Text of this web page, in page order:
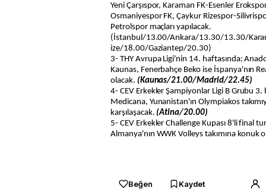
Yeni Çarşıspor, Karaman FK-Esenler
Osmaniyespor FK, Çaykur Rizespor-
Petrolspor maçları yapılacak.
(İstanbul/13.00/Ankara/13.30/13.30/
ize/18.00/Gaziantep/20.30)
3- THY Avrupa Ligi'nin 14. haftasında;
Kaunas, Fenerbahçe Beko ise İspanya'nın
olacak. (Kaunas/21.00/Madrid/22.45)
4- CEV Erkekler Şampiyonlar Ligi B Grubu
Medicana, Yunanistan'ın Olympiakos
karşılaşacak. (Atina/20.00)
5- CEV Erkekler Challenge Kupası 8'li final
Almanya'nın WWK Volleys takımına konuk
Beğen Kaydet